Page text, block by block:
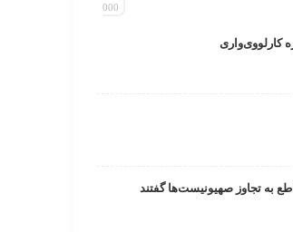
کارلووی‌واری
به تجاوز صهیونیست‌ها گفتند